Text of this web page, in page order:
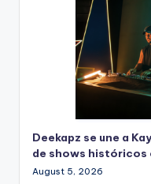
Deekapz se une a
de shows históricos
August 5, 2026